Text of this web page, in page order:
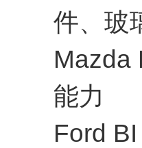
件、玻
Mazda
能力
Ford